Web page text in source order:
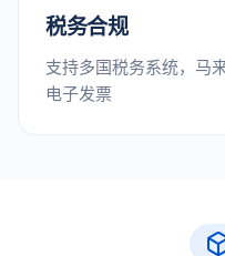
税务合规
支持多国税务系统，马
电子发票